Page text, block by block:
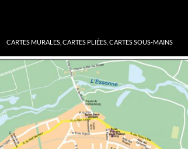
CARTES MURALES, CARTES PLIÉES, CARTES SOUS-MAINS